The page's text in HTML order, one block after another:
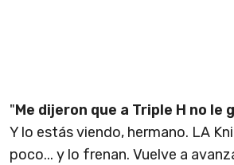
"Me dijeron que a Triple H no le
Y lo estás viendo, hermano. LA
poco... y lo frenan. Vuelve a